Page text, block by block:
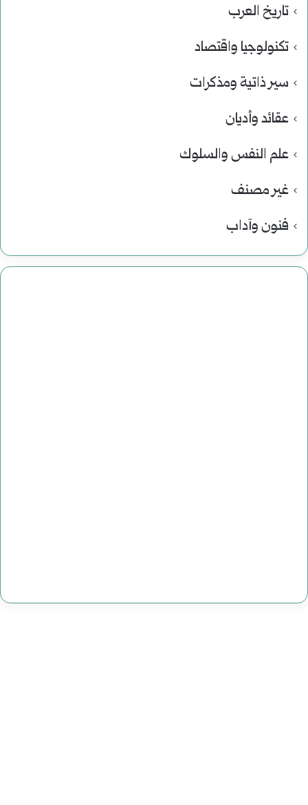
تاريخ العرب
تكنولوجيا واقتصاد
سير ذاتية ومذكرات
عقائد وأديان
علم النفس والسلوك
غير مصنف
فنون وآداب